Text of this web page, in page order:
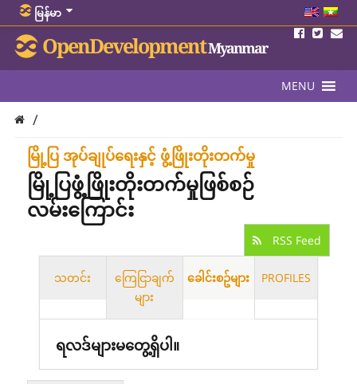
မြန်မာ
OpenDevelopmentMyanmar
MENU
/
မြို့ပြ အုပ်ချုပ်ရေးနှင့် ဖွံ့ဖြိုးတိုးတက်မှု
မြို့ပြဖွံ့ဖြိုးတိုးတက်မှုဖြစ်စဉ်
လမ်းကြောင်း
RSS Feed
သတင်း
ကြေငြာချက်
များ
ခေါင်းစဥ်များ PROFILES
ရလဒ်များမတွေ့ရှိပါ။